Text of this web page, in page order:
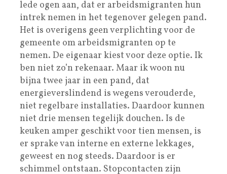
lede ogen aan, dat er arbeidsmigranten hun
intrek nemen in het tegenover gelegen pand.
Het is overigens geen verplichting voor de
gemeente om arbeidsmigranten op te
nemen. De eigenaar kiest voor deze optie. Ik
ben niet zo’n rekenaar. Maar ik woon nu
bijna twee jaar in een pand, dat
energieverslindend is wegens verouderde,
niet regelbare installaties. Daardoor kunnen
niet drie mensen tegelijk douchen. Is de
keuken amper geschikt voor tien mensen, is
er sprake van interne en externe lekkages,
geweest en nog steeds. Daardoor is er
schimmel ontstaan. Stopcontacten zijn